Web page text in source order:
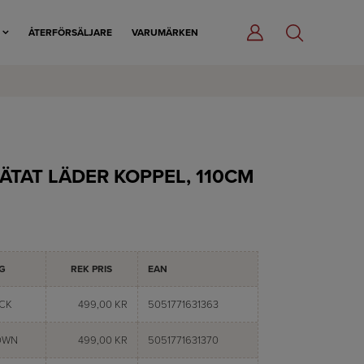
ÅTERFÖRSÄLJARE VARUMÄRKEN
LÄDER KOPPEL, 110CM
REK PRIS EAN
499,00 KR 5051771631363
499,00 KR 5051771631370